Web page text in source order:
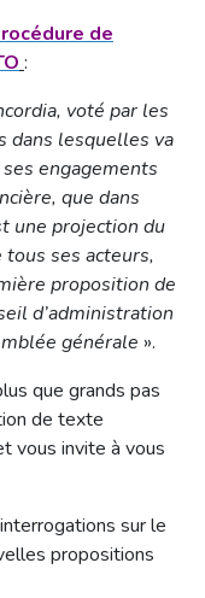
de
:
voté par les
dans lesquelles va
ses engagements
que dans
une projection du
tous ses acteurs,
proposition de
d’administration
générale ».
que grands pas
de texte
vous invite à vous
sur le
propositions